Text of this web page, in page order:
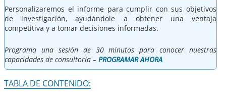
Personalizaremos el informe para cumplir con sus objetivos
de investigación, ayudándole a obtener una ventaja
competitiva y a tomar decisiones informadas.
Programa una sesión de 30 minutos para conocer nuestras
capacidades de consultoría – PROGRAMAR AHORA
TABLA DE CONTENIDO: